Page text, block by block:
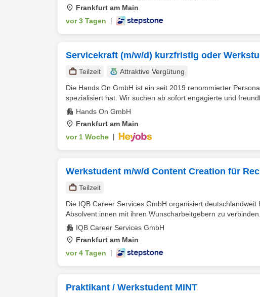
Frankfurt am Main
vor 3 Tagen
Servicekraft (m/w/d) kurzfristig oder
Teilzeit
Attraktive Vergütung
Die Hands On GmbH ist ein seit 2019 renommierter
spezialisiert hat. Wir suchen ab sofort engagierte und
Hands On GmbH
Frankfurt am Main
vor 1 Woche
Werkstudent m/w/d Content Creation für
Teilzeit
Die IQB Career Services GmbH organisiert
Absolvent:innen mit ihren Wunscharbeitgebern zu verbinden.
IQB Career Services GmbH
Frankfurt am Main
vor 4 Tagen
Praktikant / Werkstudent MINT